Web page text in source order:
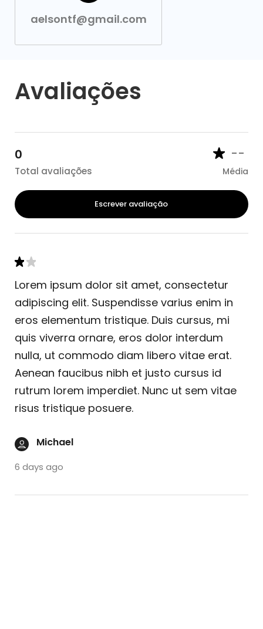
aelsontf@gmail.com
Avaliações
0
Total avaliações
--
Média
Escrever avaliação
Lorem ipsum dolor sit amet, consectetur
adipiscing elit. Suspendisse varius enim in
eros elementum tristique. Duis cursus, mi
quis viverra ornare, eros dolor interdum
nulla, ut commodo diam libero vitae erat.
Aenean faucibus nibh et justo cursus id
rutrum lorem imperdiet. Nunc ut sem vitae
risus tristique posuere.
Michael
6 days ago